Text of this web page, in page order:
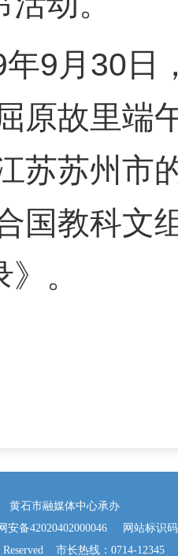
9月30日
原故里端
苏苏州市
国教科文
。
黄石市融媒体中心承办
安备42020402000046 网站标识码
Reserved 市长热线：0714-12345